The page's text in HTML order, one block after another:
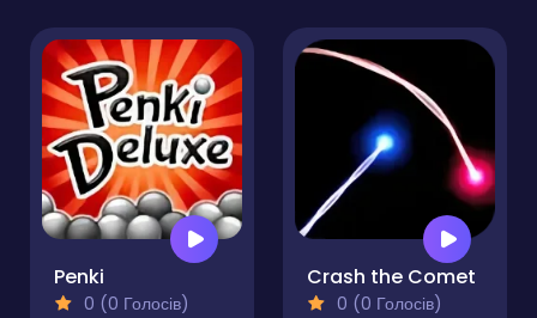
Penki
0 (0 Голосів)
Crash the Comet
0 (0 Голосів)